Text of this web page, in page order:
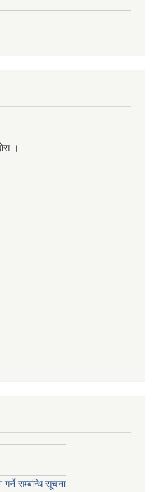
।
गर्ने सम्बन्धि सूचना